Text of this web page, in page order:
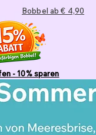
Bobbel ab € 4,90
- 10% sparen